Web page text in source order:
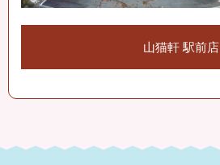
山猫軒 駅前店